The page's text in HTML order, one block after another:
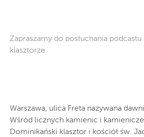
Zapraszamy do posłuchania podcastu
klasztorze
Warszawa, ulica Freta nazywana
Wśród licznych kamienic i
Dominikański klasztor i kościół św.